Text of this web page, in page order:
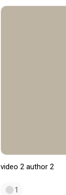
video 2 author 2
1